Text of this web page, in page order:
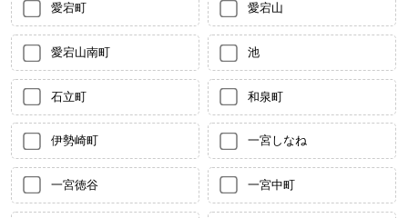
愛宕町 愛宕山
愛宕山南町 池
石立町 和泉町
伊勢崎町 一宮しなね
一宮徳谷 一宮中町